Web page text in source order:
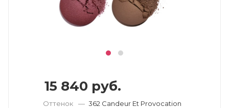
15 840 руб.
Оттенок — 362 Candeur Et Provocation